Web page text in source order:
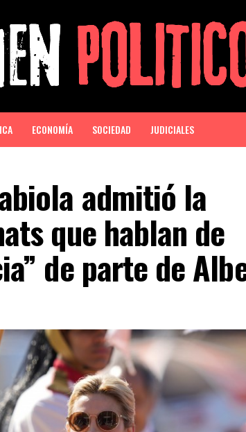
ECONOMÍA SOCIEDAD JUDICIALES
admitió la
que hablan de
de parte de